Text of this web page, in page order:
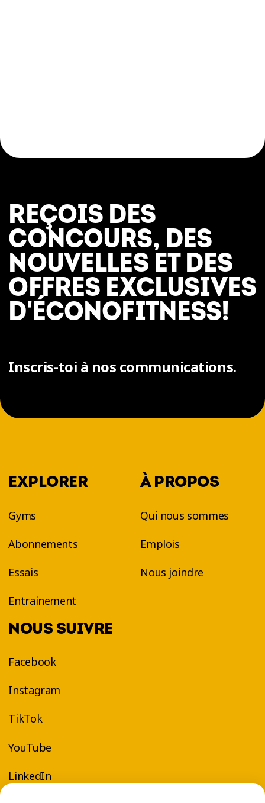
REÇOIS DES
CONCOURS, DES
NOUVELLES ET DES
OFFRES EXCLUSIVES
D'ÉCONOFITNESS!
Inscris-toi à nos communications.
EXPLORER
Gyms
Abonnements
Essais
Entrainement
À PROPOS
Qui nous sommes
Emplois
Nous joindre
NOUS SUIVRE
Facebook
Instagram
TikTok
YouTube
LinkedIn